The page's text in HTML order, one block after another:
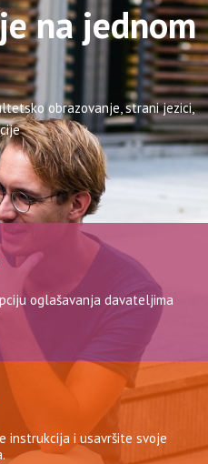
na jednom
obrazovanje, strani jezici,
oglašavanja davateljima
instrukcija i usavršite svoje